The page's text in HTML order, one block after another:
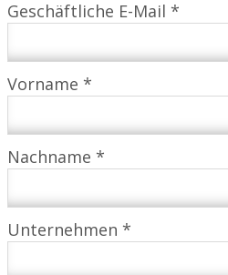
Geschäftliche E-Mail *
Vorname *
Nachname *
Unternehmen *